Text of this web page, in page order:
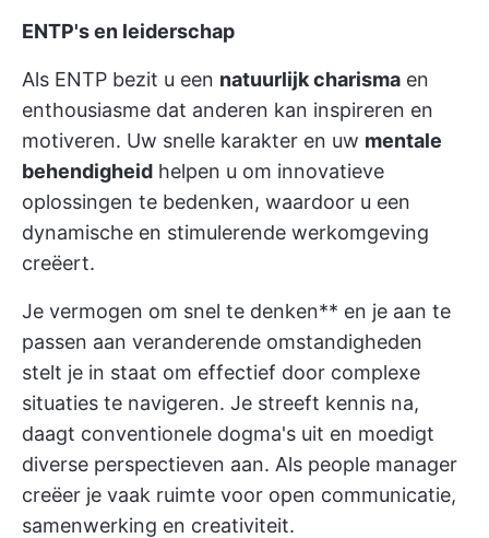
ENTP's en leiderschap
Als ENTP bezit u een natuurlijk charisma en
enthousiasme dat anderen kan inspireren en
motiveren. Uw snelle karakter en uw mentale
behendigheid helpen u om innovatieve
oplossingen te bedenken, waardoor u een
dynamische en stimulerende werkomgeving
creëert.
Je vermogen om snel te denken** en je aan te
passen aan veranderende omstandigheden
stelt je in staat om effectief door complexe
situaties te navigeren. Je streeft kennis na,
daagt conventionele dogma's uit en moedigt
diverse perspectieven aan. Als people manager
creëer je vaak ruimte voor open communicatie,
samenwerking en creativiteit.